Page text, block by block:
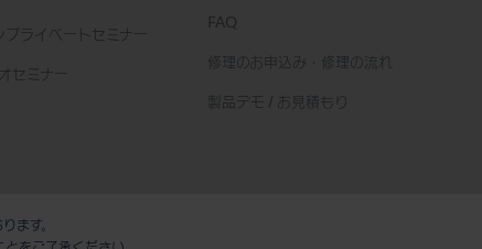
プライベートセミナー
セミナー
FAQ
修理のお申込み・修理の流れ
製品デモ / お見積もり
ます。